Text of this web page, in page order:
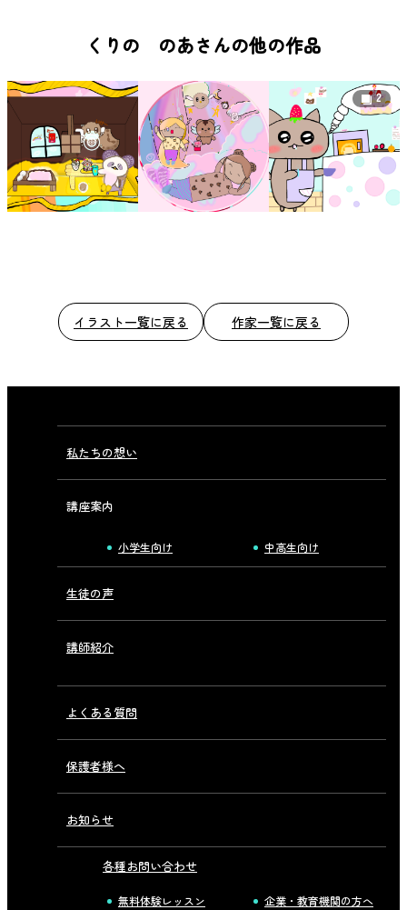
o
k
くりの のあさんの他の作品
2
イラスト一覧に戻る 作家一覧に戻る
私たちの想い
講座案内
小学生向け 中高生向け
生徒の声
講師紹介
よくある質問
保護者様へ
お知らせ
各種お問い合わせ
無料体験レッスン 企業・教育機関の方へ